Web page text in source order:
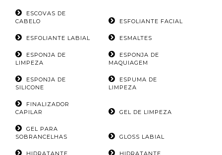
ESCOVAS DE
CABELO
ESFOLIANTE FACIAL
ESFOLIANTE LABIAL ESMALTES
ESPONJA DE
LIMPEZA
ESPONJA DE
MAQUIAGEM
ESPONJA DE
SILICONE
ESPUMA DE
LIMPEZA
FINALIZADOR
CAPILAR
GEL DE LIMPEZA
GEL PARA
SOBRANCELHAS
GLOSS LABIAL
HIDRATANTE
HIDRATANTE